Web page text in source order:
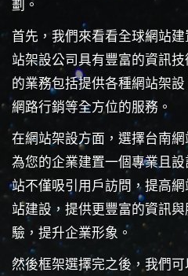
劃。
首先，我們來看看全球網站
站架設公司具有豐富的資訊
的業務包括提供各種網站架
網路行銷等全方位的服務。
在網站架設方面，選擇台南
為您的企業建置一個專業且
站不僅吸引用戶訪問，提高
站建設，提供更豐富的資訊
驗，提升企業形象。
然後框架選擇完之後，我們